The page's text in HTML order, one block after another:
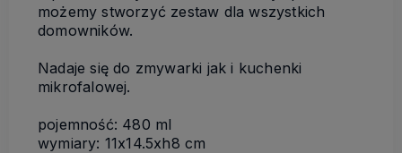
możemy stworzyć zestaw dla wszystkich
domowników.
Nadaje się do zmywarki jak i kuchenki
mikrofalowej.
pojemność: 480 ml
wymiary: 11x14.5xh8 cm